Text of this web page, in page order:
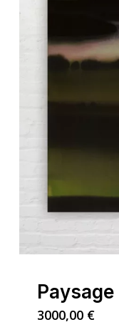
Paysage II
3000,00 €